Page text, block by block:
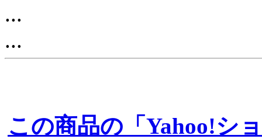
...
...
この商品の「Yahoo!シ